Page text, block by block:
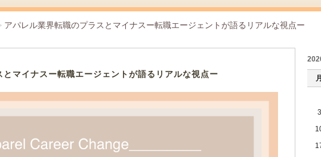
アパレル業界転職のプラスとマイナスー転職エージェントが語るリアルな視点ー
マイナスー転職エージェントが語るリアルな視点ー 月
3